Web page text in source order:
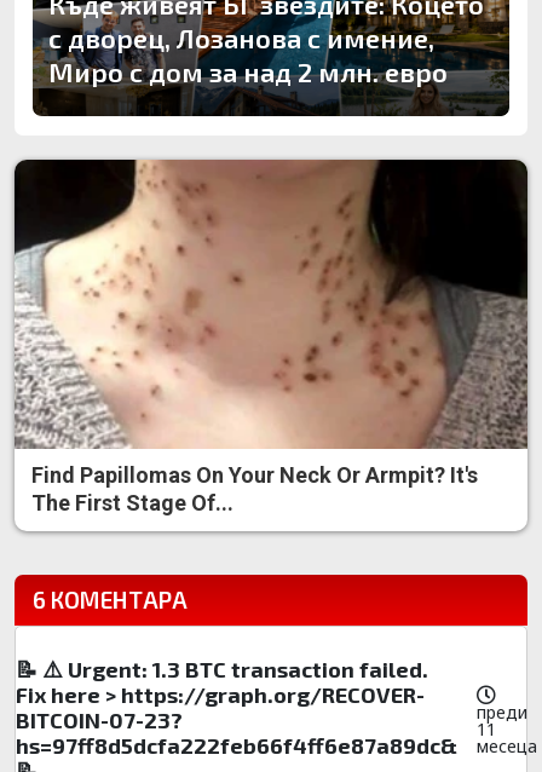
с дворец, Лозанова с имение,
Миро с дом за над 2 млн. евро
Find Papillomas On Your Neck Or Armpit? It's
The First Stage Of...
6 КОМЕНТАРА
📝 ⚠️ Urgent: 1.3 BTC transaction failed.
Fix here > https://graph.org/RECOVER-
BITCOIN-07-23?
hs=97ff8d5dcfa222feb66f4ff6e87a89dc&
преди
11
месеца